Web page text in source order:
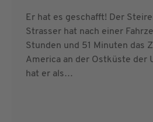
Er hat es geschafft! Der
Strasser hat nach einer
Stunden und 51 Minuten das
America an der Ostküste der
hat er als…